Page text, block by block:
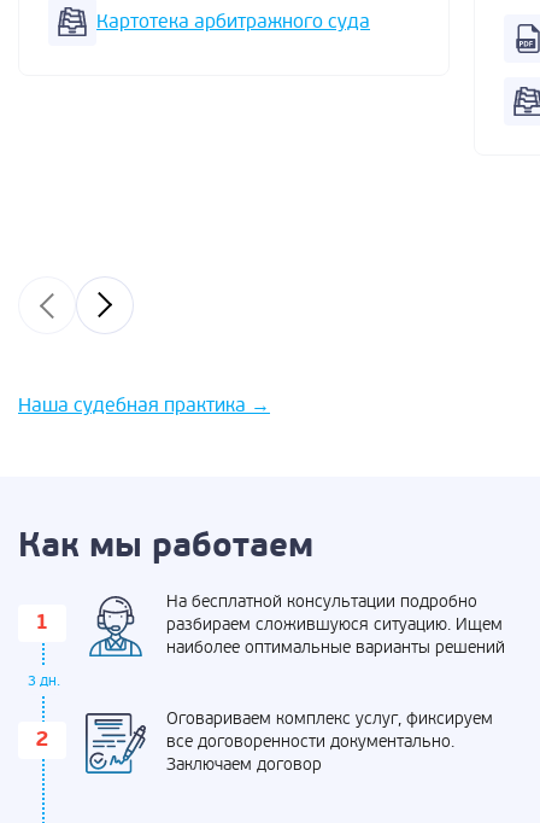
Картотека арбитражного суда
Наша судебная практика →
Как мы работаем
3 дн.
На бесплатной консультации подробно
разбираем сложившуюся ситуацию. Ищем
наиболее оптимальные варианты решений
Оговариваем комплекс услуг, фиксируем
все договоренности документально.
Заключаем договор